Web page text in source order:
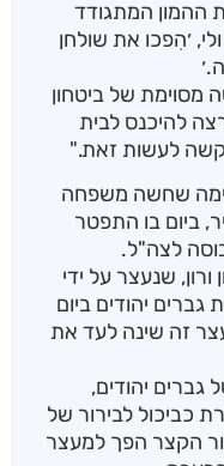
ההמון המתגודד
׳הִפכו את שולחן
מסוימת של ביטחון
להיכנס לבית
לעשות זאת."
שחשה משפחה
ביום בו התפטר
לצה"ל.
שנעצר על ידי
יהודים ביום
זה שינה לעד את
יהודים,
כביכול לבירור של
הקצר הפך למעצר